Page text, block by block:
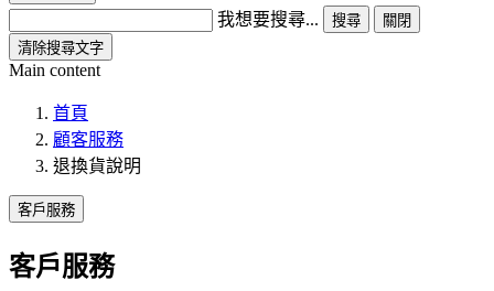
我想要搜尋... 搜尋
關閉
清除搜尋文字
Main content
首頁
顧客服務
退換貨說明
客戶服務
客戶服務